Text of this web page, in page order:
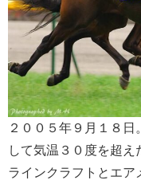
２００５年９月１８
して気温３０度を超
ラインクラフトとエア